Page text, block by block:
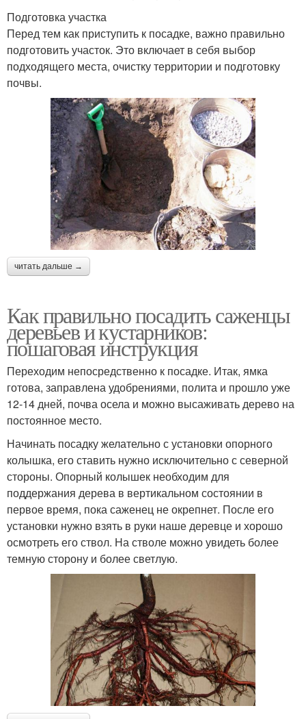
Подготовка участка
Перед тем как приступить к посадке, важно правильно
подготовить участок. Это включает в себя выбор
подходящего места, очистку территории и подготовку
почвы.
читать дальше →
Как правильно посадить саженцы
деревьев и кустарников:
пошаговая инструкция
Переходим непосредственно к посадке. Итак, ямка
готова, заправлена удобрениями, полита и прошло уже
12-14 дней, почва осела и можно высаживать дерево на
постоянное место.
Начинать посадку желательно с установки опорного
колышка, его ставить нужно исключительно с северной
стороны. Опорный колышек необходим для
поддержания дерева в вертикальном состоянии в
первое время, пока саженец не окрепнет. После его
установки нужно взять в руки наше деревце и хорошо
осмотреть его ствол. На стволе можно увидеть более
темную сторону и более светлую.